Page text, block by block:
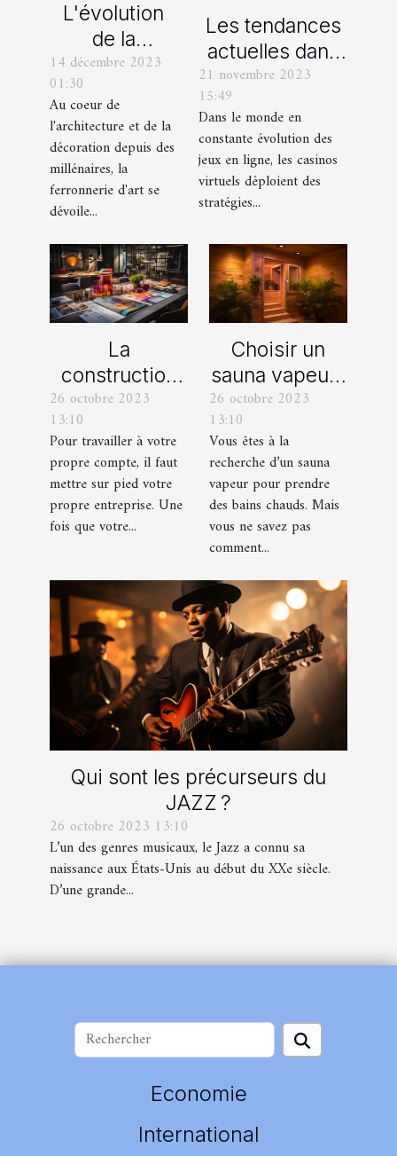
L'évolution
de la
ferronnerie
d'art à travers
les siècles
14 décembre 2023
01:30
Au coeur de
l'architecture et de la
décoration depuis des
millénaires, la
ferronnerie d'art se
dévoile...
Les tendances
actuelles dans
les offres
promotionnelles
des casinos en
ligne
21 novembre 2023
15:49
Dans le monde en
constante évolution des
jeux en ligne, les casinos
virtuels déploient des
stratégies...
La
construction
d’une identité
d’entreprise :
que faut-il en
savoir ?
26 octobre 2023
13:10
Pour travailler à votre
propre compte, il faut
mettre sur pied votre
propre entreprise. Une
fois que votre...
Choisir un
sauna vapeur :
comment s’y
prendre ?
26 octobre 2023
13:10
Vous êtes à la
recherche d’un sauna
vapeur pour prendre
des bains chauds. Mais
vous ne savez pas
comment...
Qui sont les précurseurs du
JAZZ ?
26 octobre 2023 13:10
L’un des genres musicaux, le Jazz a connu sa
naissance aux États-Unis au début du XXe siècle.
D’une grande...
Economie
International